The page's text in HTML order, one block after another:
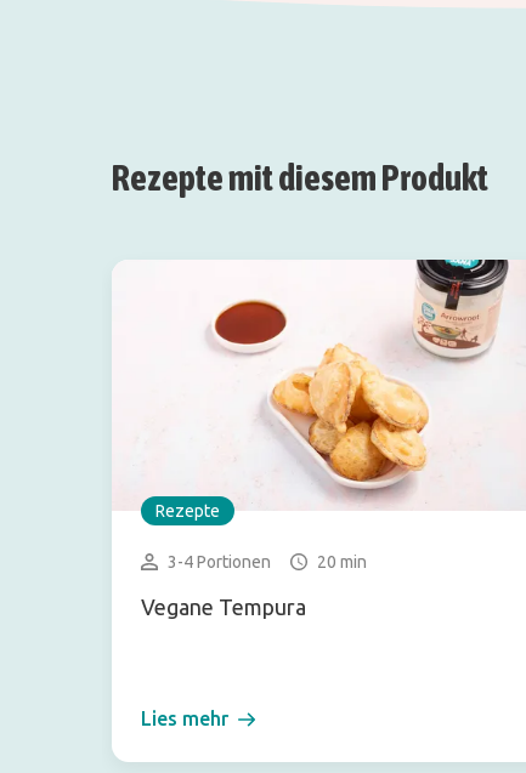
Rezepte mit diesem Produkt
Rezepte
3-4 Portionen 20 min
Vegane Tempura
Lies mehr